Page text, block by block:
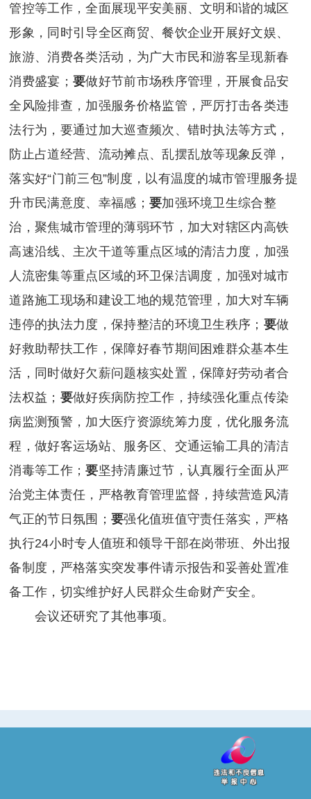
管控等工作，全面展现平安美丽、文明和谐的城区
形象，同时引导全区商贸、餐饮企业开展好文娱、
旅游、消费各类活动，为广大市民和游客呈现新春
消费盛宴；要做好节前市场秩序管理，开展食品安
全风险排查，加强服务价格监管，严厉打击各类违
法行为，要通过加大巡查频次、错时执法等方式，
防止占道经营、流动摊点、乱摆乱放等现象反弹，
落实好“门前三包”制度，以有温度的城市管理服务提
升市民满意度、幸福感； 要加强环境卫生综合整
治，聚焦城市管理的薄弱环节，加大对辖区内高铁
高速沿线、主次干道等重点区域的清洁力度，加强
人流密集等重点区域的环卫保洁调度，加强对城市
道路施工现场和建设工地的规范管理，加大对车辆
违停的执法力度，保持整洁的环境卫生秩序； 要做
好救助帮扶工作，保障好春节期间困难群众基本生
活，同时做好欠薪问题核实处置，保障好劳动者合
法权益； 要做好疾病防控工作，持续强化重点传染
病监测预警，加大医疗资源统筹力度，优化服务流
程，做好客运场站、服务区、交通运输工具的清洁
消毒等工作；要坚持清廉过节，认真履行全面从严
治党主体责任，严格教育管理监督，持续营造风清
气正的节日氛围； 要强化值班值守责任落实，严格
执行24小时专人值班和领导干部在岗带班、外出报
备制度，严格落实突发事件请示报告和妥善处置准
备工作，切实维护好人民群众生命财产安全。
会议还研究了其他事项。